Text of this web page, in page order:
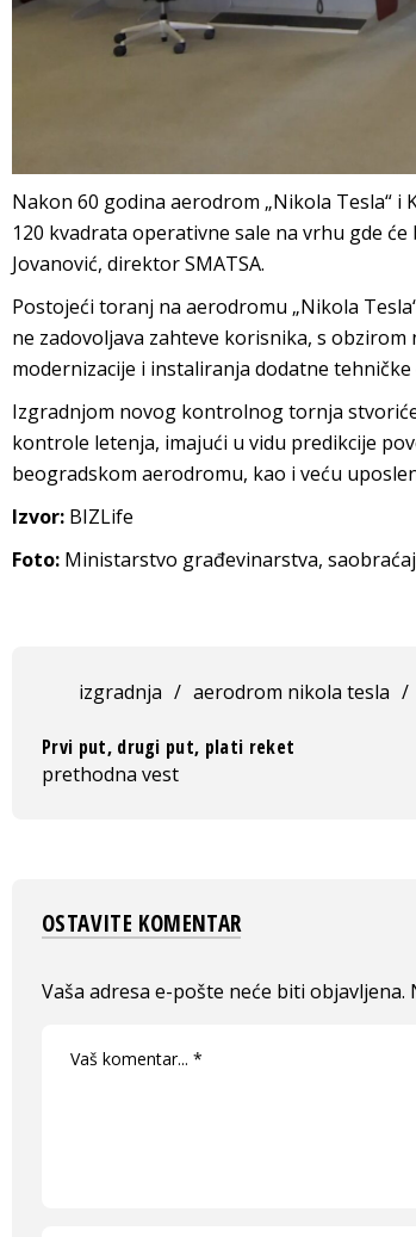
Nakon 60 godina aerodrom „Nikola Tesla“
120 kvadrata operativne sale na vrhu gde
Jovanović, direktor SMATSA.
Postojeći toranj na aerodromu „Nikola
ne zadovoljava zahteve korisnika, s
modernizacije i instaliranja dodatne
Izgradnjom novog kontrolnog tornja
kontrole letenja, imajući u vidu predikcije
beogradskom aerodromu, kao i veću
Izvor: BIZLife
Foto: Ministarstvo građevinarstva,
izgradnja / aerodrom nikola tesla /
Prvi put, drugi put, plati reket
prethodna vest
OSTAVITE KOMENTAR
Vaša adresa e-pošte neće biti objavljena.